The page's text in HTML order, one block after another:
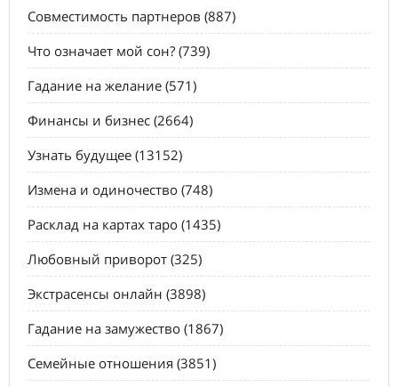
Совместимость партнеров (887)
Что означает мой сон? (739)
Гадание на желание (571)
Финансы и бизнес (2664)
Узнать будущее (13152)
Измена и одиночество (748)
Расклад на картах таро (1435)
Любовный приворот (325)
Экстрасенсы онлайн (3898)
Гадание на замужество (1867)
Семейные отношения (3851)